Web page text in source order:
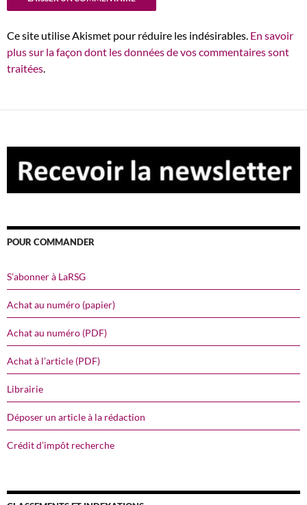
Ce site utilise Akismet pour réduire les indésirables. En savoir
plus sur la façon dont les données de vos commentaires sont
traitées
POUR COMMANDER
S’abonner à LaRSG
Achat au numéro (papier)
Achat au numéro (PDF)
Achat à l’article (PDF)
Librairie
Déposer un article à la rédaction
Crédit d’impôt recherche